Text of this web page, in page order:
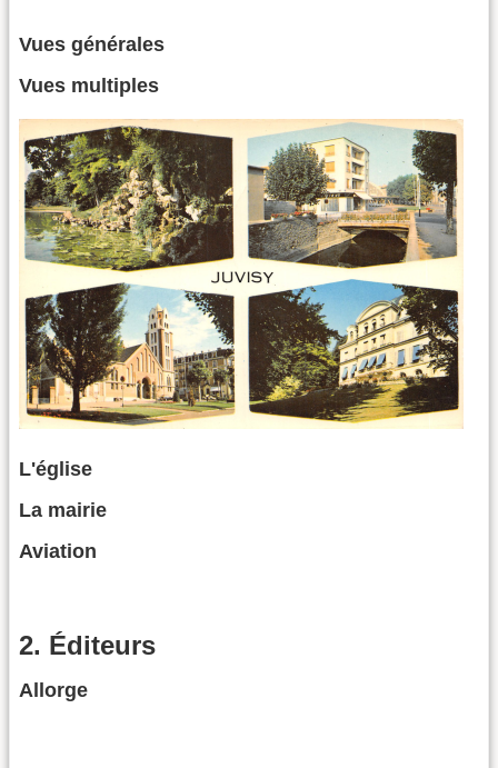
Vues générales
Vues multiples
L'église
La mairie
Aviation
2. Éditeurs
Allorge